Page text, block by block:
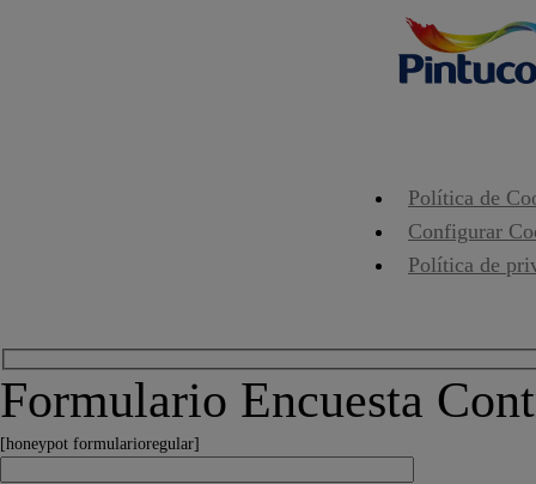
Política de
Configurar
Política de
Formulario Encuesta
[honeypot formularioregular]